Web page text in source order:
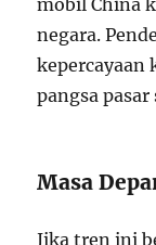
mobil China
negara.
kepercayaan
pangsa
Masa
Jika tren ini